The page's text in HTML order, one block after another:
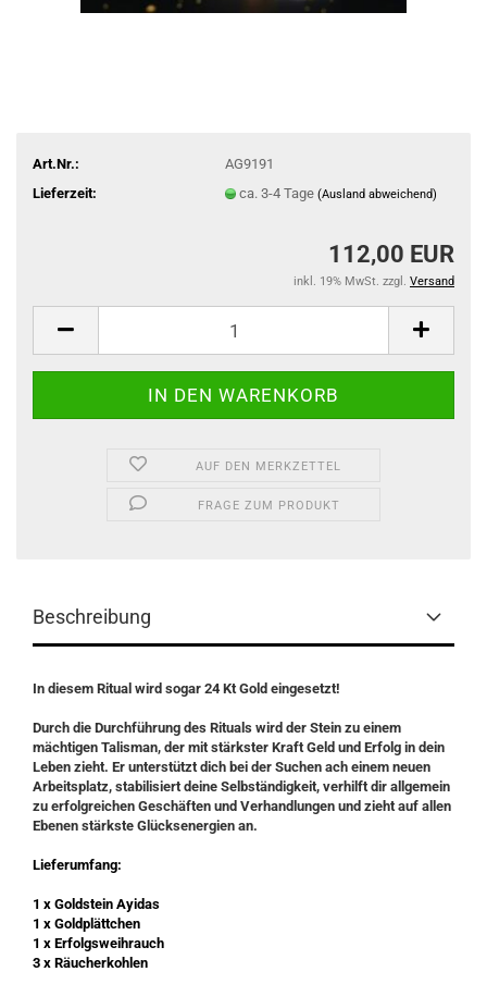
Art.Nr.:
AG9191
Lieferzeit:
ca. 3-4 Tage (Ausland abweichend)
112,00 EUR
inkl. 19% MwSt. zzgl. Versand
AUF DEN MERKZETTEL
FRAGE ZUM PRODUKT
Beschreibung
In diesem Ritual wird sogar 24 Kt Gold eingesetzt!
Durch die Durchführung des Rituals wird der Stein zu einem
mächtigen Talisman, der mit stärkster Kraft Geld und Erfolg in dein
Leben zieht. Er unterstützt dich bei der Suchen ach einem neuen
Arbeitsplatz, stabilisiert deine Selbständigkeit, verhilft dir allgemein
zu erfolgreichen Geschäften und Verhandlungen und zieht auf allen
Ebenen stärkste Glücksenergien an.
Lieferumfang:
1 x Goldstein Ayidas
1 x Goldplättchen
1 x Erfolgsweihrauch
3 x Räucherkohlen